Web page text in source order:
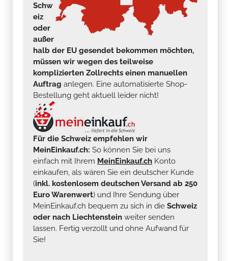
Schw
eiz
oder
außer
halb der EU gesendet bekommen möchten,
müssen wir wegen des teilweise
komplizierten Zollrechts einen manuellen
Auftrag anlegen. Eine automatisierte Shop-
Bestellung geht aktuell leider nicht!
Für die Schweiz empfehlen wir
MeinEinkauf.ch: So können Sie bei uns
einfach mit Ihrem MeinEinkauf.ch Konto
einkaufen, als wären Sie ein deutscher Kunde
(inkl. kostenlosem deutschen Versand ab 250
Euro Warenwert) und Ihre Sendung über
MeinEinkauf.ch bequem zu sich in die Schweiz
oder nach Liechtenstein weiter senden
lassen. Fertig verzollt und ohne Aufwand für
Sie!